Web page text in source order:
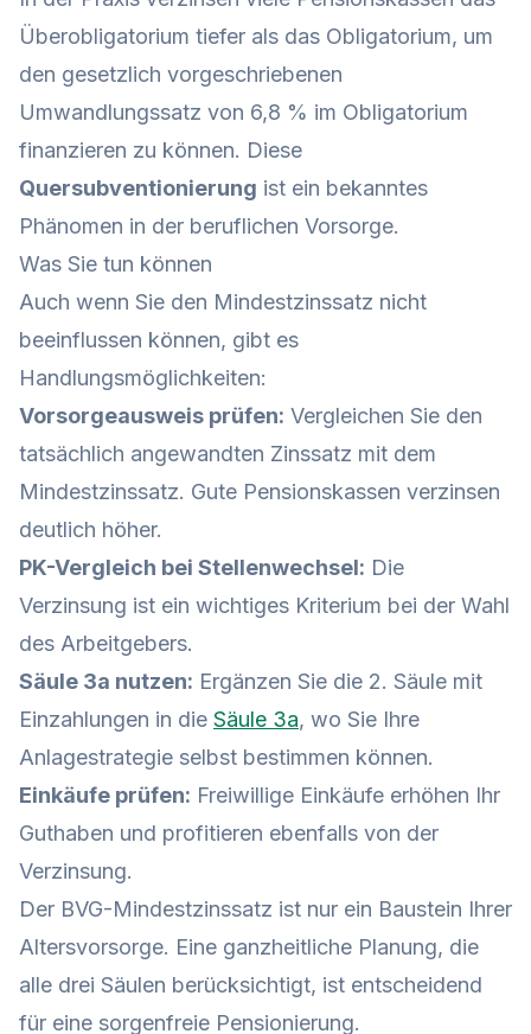
Überobligatorium tiefer als das Obligatorium, um
den gesetzlich vorgeschriebenen
Umwandlungssatz von 6,8 % im Obligatorium
finanzieren zu können. Diese
Quersubventionierung ist ein bekanntes
Phänomen in der beruflichen Vorsorge.
Was Sie tun können
Auch wenn Sie den Mindestzinssatz nicht
beeinflussen können, gibt es
Handlungsmöglichkeiten:
Vorsorgeausweis prüfen: Vergleichen Sie den
tatsächlich angewandten Zinssatz mit dem
Mindestzinssatz. Gute Pensionskassen verzinsen
deutlich höher.
PK-Vergleich bei Stellenwechsel: Die
Verzinsung ist ein wichtiges Kriterium bei der Wahl
des Arbeitgebers.
Säule 3a nutzen: Ergänzen Sie die 2. Säule mit
Einzahlungen in die Säule 3a, wo Sie Ihre
Anlagestrategie selbst bestimmen können.
Einkäufe prüfen: Freiwillige Einkäufe erhöhen Ihr
Guthaben und profitieren ebenfalls von der
Verzinsung.
Der BVG-Mindestzinssatz ist nur ein Baustein Ihrer
Altersvorsorge. Eine ganzheitliche Planung, die
alle drei Säulen berücksichtigt, ist entscheidend
für eine sorgenfreie Pensionierung.